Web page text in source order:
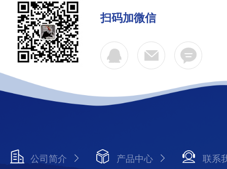
扫码加微信
公司简介 产品中心 联系